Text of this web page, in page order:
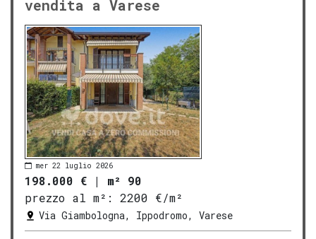
vendita a Varese
mer 22 luglio 2026
198.000 € | m² 90
prezzo al m²:
2200 €/m²
Via Giambologna, Ippodromo, Varese